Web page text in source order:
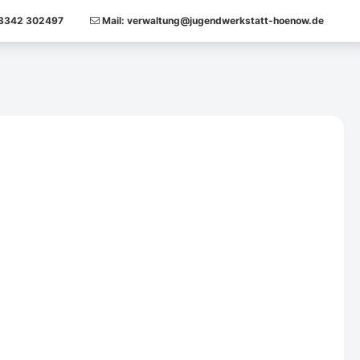
302497 Mail: verwaltung@jugendwerkstatt-hoenow.de